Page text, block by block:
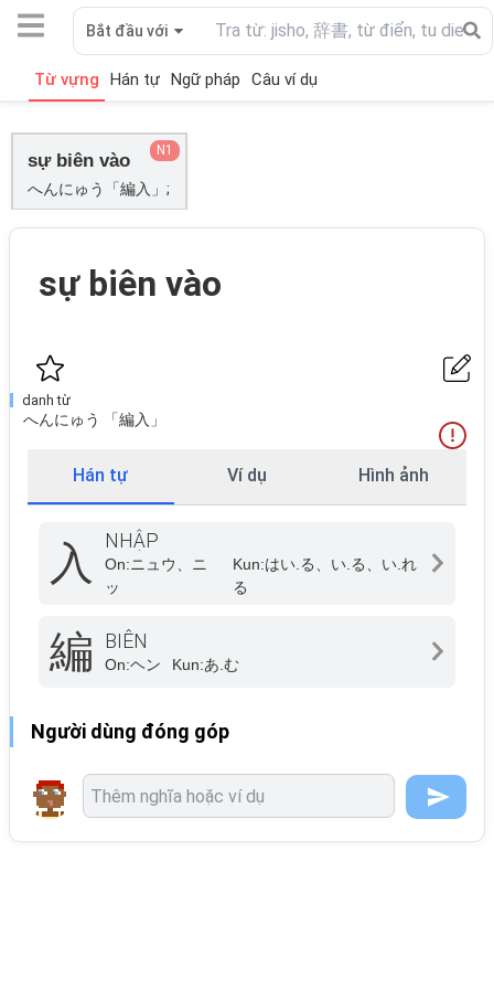
Bắt đầu với
Từ vựng Hán tự Ngữ pháp Câu ví dụ
sự biên vào
へんにゅう「編入」;
N1
sự biên vào
danh từ
へんにゅう 「編入」
Hán tự Ví dụ Hình ảnh
入 NHẬP
On:ニュウ、ニ
ッ
Kun:はい.る、い.る、い.れ
る
編 BIÊN
On:ヘン Kun:あ.む
Người dùng đóng góp